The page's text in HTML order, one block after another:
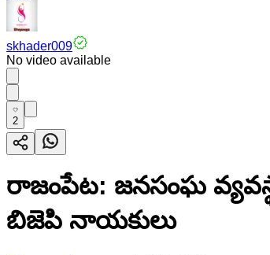
skhader009
No video available
2
రాజంపేట: జనసంఘ
బిజెపి నాయకులు